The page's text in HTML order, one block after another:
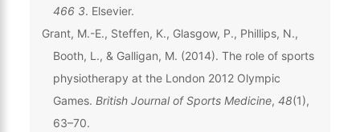
466 3. Elsevier.
Grant, M.-E., Steffen, K., Glasgow, P., Phillips, N.,
Booth, L., & Galligan, M. (2014). The role of sports
physiotherapy at the London 2012 Olympic
Games. British Journal of Sports Medicine, 48(1),
63–70.